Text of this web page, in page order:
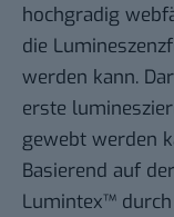
hochgradig
die
werden kann.
erste
gewebt werden
Basierend auf
Lumintex™